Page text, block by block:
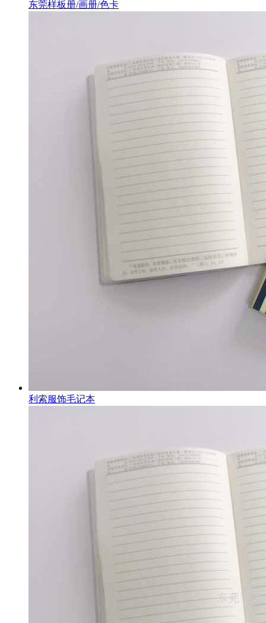
东莞样板册/画册/色卡
利索服饰毛记本